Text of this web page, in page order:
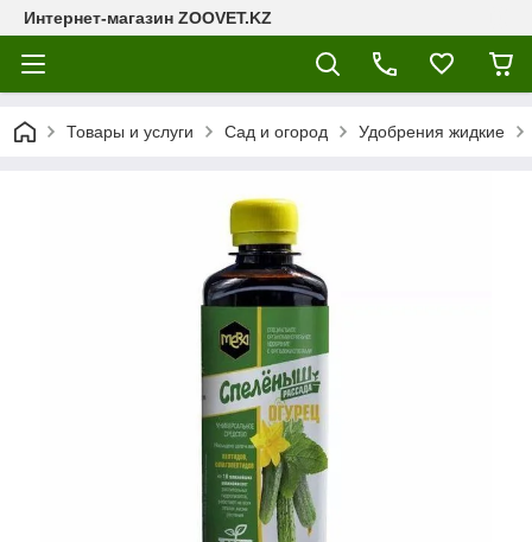
Интернет-магазин ZOOVET.KZ
Товары и услуги Сад и огород Удобрения жидкие